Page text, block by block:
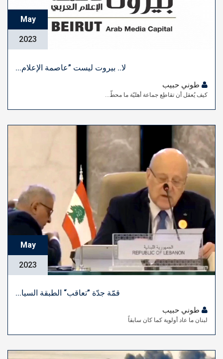
May
2023
لا.. بيروت ليست ”عاصمة الإعلام...
كيف يُعقل أن تقاطِع جماعة أهليّة ما محطّ...
May
2023
قمّة جدّة ”تعاقب“ الطبقة السيا...
لبنان ما عاد أولوية كما كان سابقاً